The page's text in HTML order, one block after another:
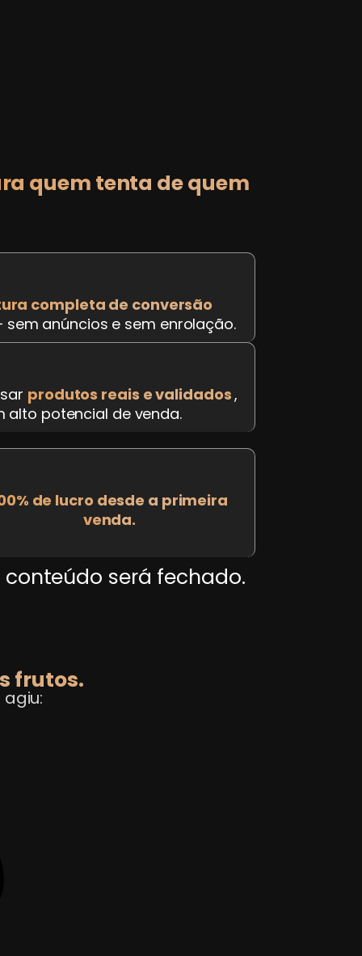
quem tenta de quem
completa de conversão
sem anúncios e sem enrolação.
produtos reais e validados,
alto potencial de venda.
de lucro desde a primeira
venda.
será fechado.
frutos.